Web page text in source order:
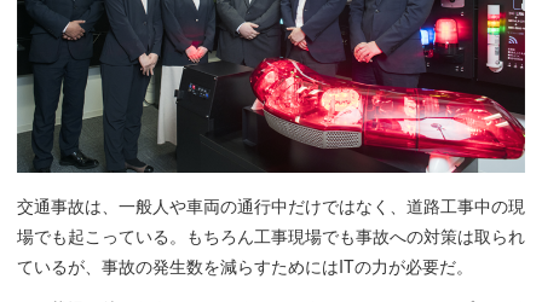
交通事故は、一般人や車両の通行中だけではなく、道路工事中の現
場でも起こっている。もちろん工事現場でも事故への対策は取られ
ているが、事故の発生数を減らすためにはITの力が必要だ。